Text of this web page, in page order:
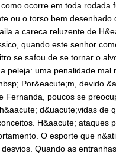
ocorre em toda rodada
ou o torso bem desenhado
a careca reluzente de
quando este senhor
se safou de se tornar o
peleja: uma penalidade
Por&eacute;m, devido
Fernanda, poucos se
d&uacute;vidas de
H&aacute; ataques
O esporte que
Quando as